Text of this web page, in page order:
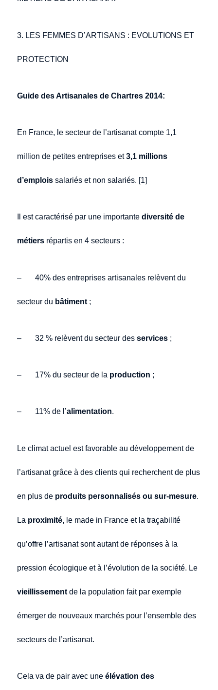
3. LES FEMMES D’ARTISANS : EVOLUTIONS ET
PROTECTION
Guide des Artisanales de Chartres 2014:
En France, le secteur de l’artisanat compte 1,1
million de petites entreprises et3,1 millions
d’emplois salariés et non salariés. [1]
Il est caractérisé par une importantediversité de
métiers répartis en 4 secteurs :
– 40% des entreprises artisanales relèvent du
secteur du bâtiment ;
– 32 % relèvent du secteur desservices ;
– 17% du secteur de la production ;
– 11% de l’alimentation.
Le climat actuel est favorable au développement de
l’artisanat grâce à des clients qui recherchent de plus
en plus de produits personnalisés ou sur-mesure.
La proximité, le made in France et la traçabilité
qu’offre l’artisanat sont autant de réponses à la
pression écologique et à l’évolution de la société. Le
vieillissement de la population fait par exemple
émerger de nouveaux marchés pour l’ensemble des
secteurs de l’artisanat.
Cela va de pair avec uneélévation des